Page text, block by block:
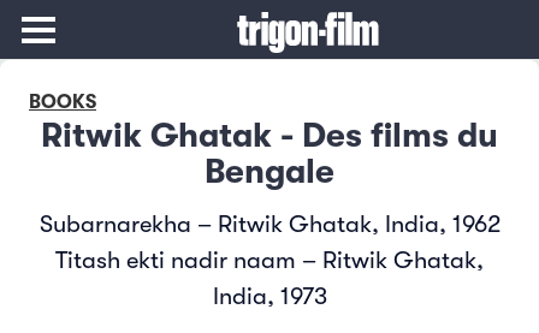
BOOKS
Ritwik Ghatak - Des films du
Bengale
Subarnarekha – Ritwik Ghatak, India, 1962
Titash ekti nadir naam – Ritwik Ghatak,
India, 1973